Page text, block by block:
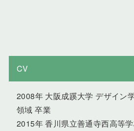
CV
2008年 大阪成蹊大学 デザイ
領域 卒業
2015年 香川県立善通寺西高等